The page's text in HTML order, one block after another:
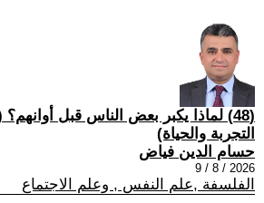
(48) لماذا يكبر بعض الناس قبل
التجربة والحياة)
حسام الدين فياض
2026 / 8 / 9
الفلسفة ,علم النفس , وعلم الاجتماع